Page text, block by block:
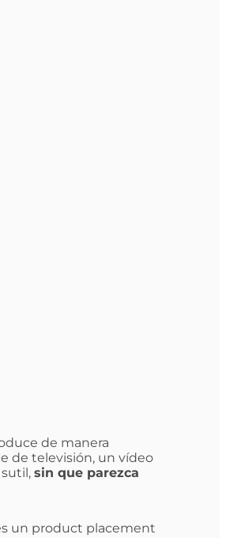
de manera
de televisión, un vídeo
sin que parezca
un product placement